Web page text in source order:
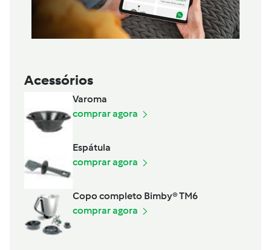
Acessórios
Varoma
comprar agora
Espátula
comprar agora
Copo completo Bimby® TM6
comprar agora